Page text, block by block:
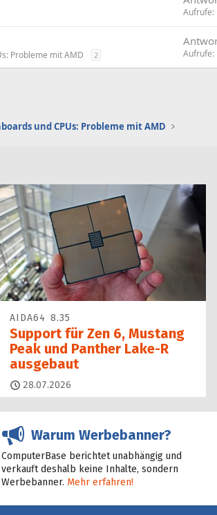
Aufrufe
Probleme mit AMD 2 Aufrufe
und CPUs: Probleme mit AMD
AIDA64 8.35
Support für Zen 6, Mustang
Peak und Panther Lake-R
ausgebaut
28.07.2026
Warum Werbebanner?
ComputerBase berichtet unabhängig und
verkauft deshalb keine Inhalte, sondern
Werbebanner. Mehr erfahren!